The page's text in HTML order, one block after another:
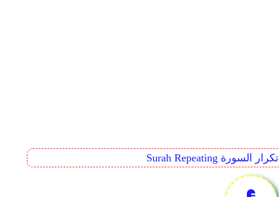
Surah Repeating تكرار السورة